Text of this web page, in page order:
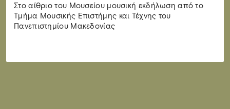
Στο αίθριο του Μουσείου μουσική εκδήλωση από το
Τμήμα Μουσικής Επιστήμης και Τέχνης του
Πανεπιστημίου Μακεδονίας